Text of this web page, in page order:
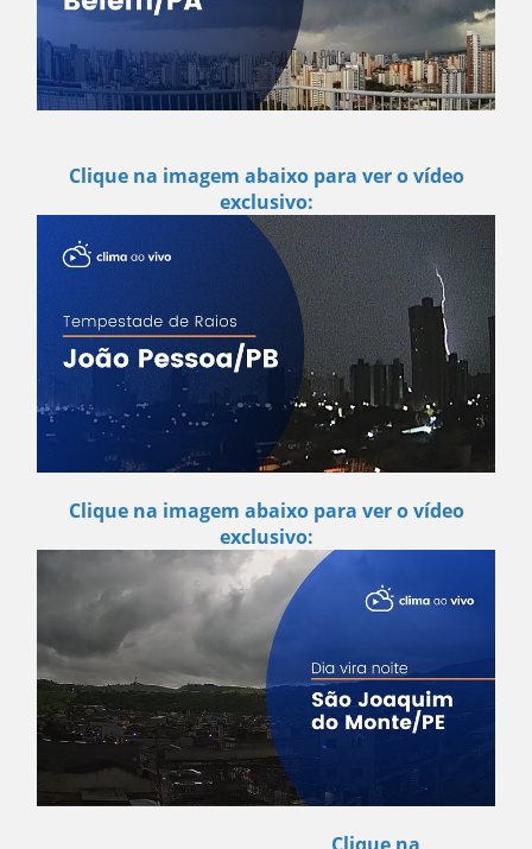
Clique na imagem abaixo para ver o vídeo
exclusivo:
Clique na imagem abaixo para ver o vídeo
exclusivo: